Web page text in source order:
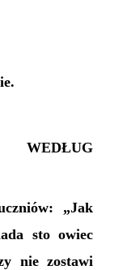
„Jak
sto owiec
nie zostawi